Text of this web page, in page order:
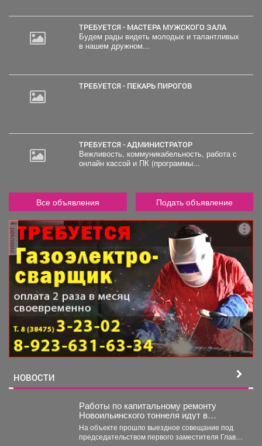
ТРЕБУЕТСЯ - МАСТЕРА МУЖСКОГО ЗАЛА
Будем рады видеть молодых и талантливых
в нашем дружном...
ТРЕБУЕТСЯ - ПЕКАРЬ ПИРОГОВ
ТРЕБУЕТСЯ - АДМИНИСТРАТОР
Вежливость, коммуникабельность, работа с
онлайн кассой и ПК (программы...
Все объявления Подать объявление
реклама
НОВОСТИ
Работы по капитальному ремонту
Новоильинского тоннеля идут в
соответствии с графиком
На объекте прошло выездное совещание под
председательством первого заместителя Главы